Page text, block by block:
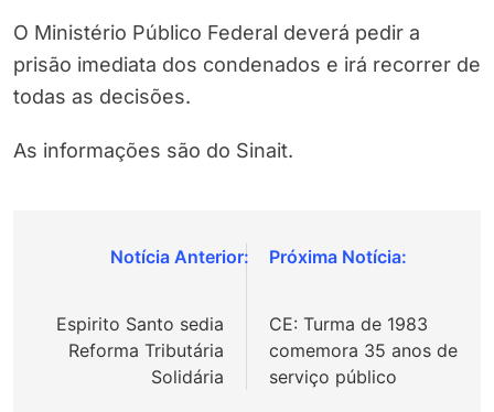
O Ministério Público Federal deverá pedir a
prisão imediata dos condenados e irá recorrer de
todas as decisões. ​
As informações são do Sinait.
Navegação
Post
Espirito Santo sedia
Reforma Tributária
Solidária
CE: Turma de 1983
comemora 35 anos de
serviço público